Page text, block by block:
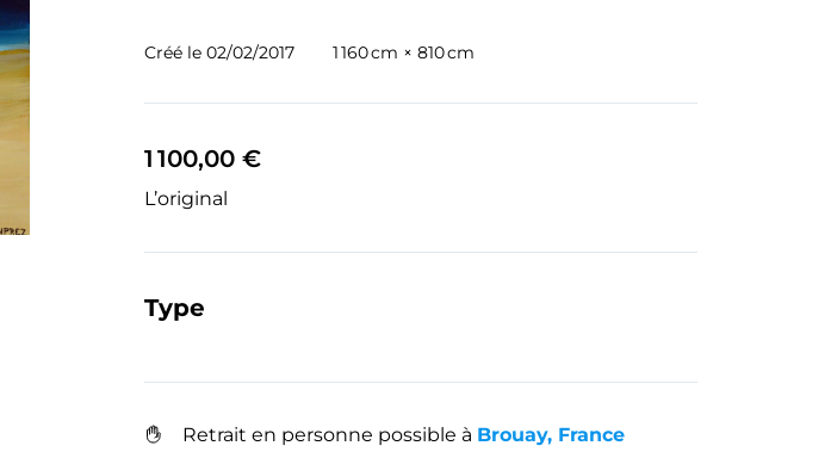
Créé le 02/02/2017 1 160 cm × 810 cm
1 100,00 €
L’original
Type
Retrait en personne possible à Brouay, France